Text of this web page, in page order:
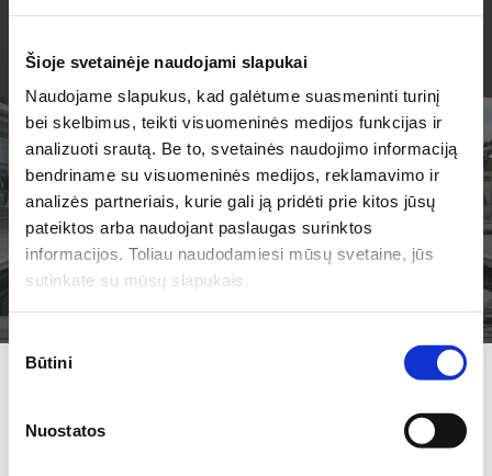
Šioje svetainėje naudojami slapukai
Naudojame slapukus, kad galėtume suasmeninti turinį
bei skelbimus, teikti visuomeninės medijos funkcijas ir
analizuoti srautą. Be to, svetainės naudojimo informaciją
bendriname su visuomeninės medijos, reklamavimo ir
analizės partneriais, kurie gali ją pridėti prie kitos jūsų
pateiktos arba naudojant paslaugas surinktos
informacijos. Toliau naudodamiesi mūsų svetaine, jūs
sutinkate su mūsų slapukais.
Sutikimo
pasirinkimas
Būtini
Nuostatos
Turizmo paslaugų taisyklės ir sąlygos
Asmens duomenų tvarkymo ir naudojimo
taisyklės
Kiveda
TURIME PARUOŠĘ
JUMS PASIŪLYMŲ!